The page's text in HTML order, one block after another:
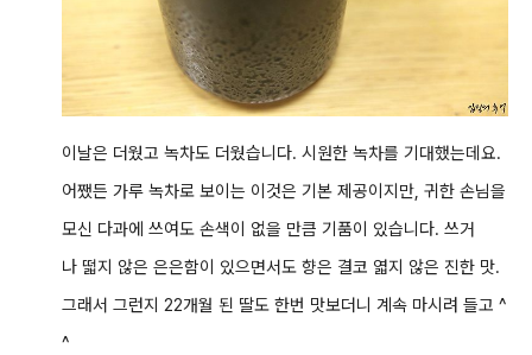
이날은 더웠고 녹차도 더웠습니다. 시원한 녹차를 기대했는데요.
어쨌든 가루 녹차로 보이는 이것은 기본 제공이지만, 귀한 손님을
모신 다과에 쓰여도 손색이 없을 만큼 기품이 있습니다. 쓰거
나 떫지 않은 은은함이 있으면서도 향은 결코 엷지 않은 진한 맛.
그래서 그런지 22개월 된 딸도 한번 맛보더니 계속 마시려 들고 ^
^